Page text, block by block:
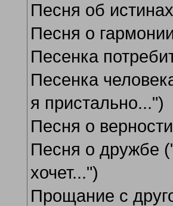
Песня об
Песня о
Песенка
Песенка
я пристально...")
Песня о
Песня о дружбе
хочет...")
Прощание с